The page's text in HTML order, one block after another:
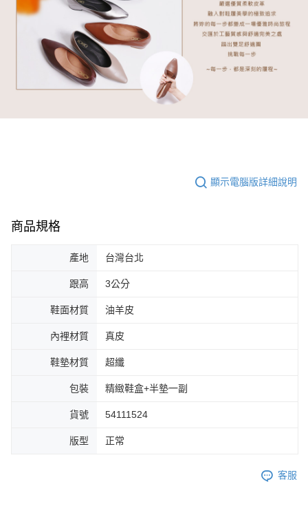
顯示電腦版詳細說明
商品規格
產地 台灣台北
跟高 3公分
鞋面材質 油羊皮
內裡材質 真皮
鞋墊材質 超纖
包裝 精緻鞋盒+半墊一副
貨號 54111524
版型 正常
客服